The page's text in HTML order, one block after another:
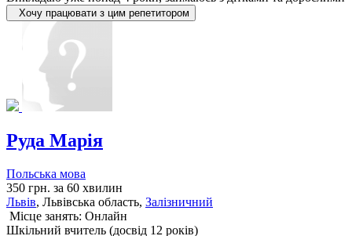
Хочу працювати з цим репетитором
Руда Марія
Польська мова
350 грн. за 60 хвилин
Львів, Львiвська область, Залізничний
Місце занять: Онлайн
Шкільний вчитель (досвід 12 років)